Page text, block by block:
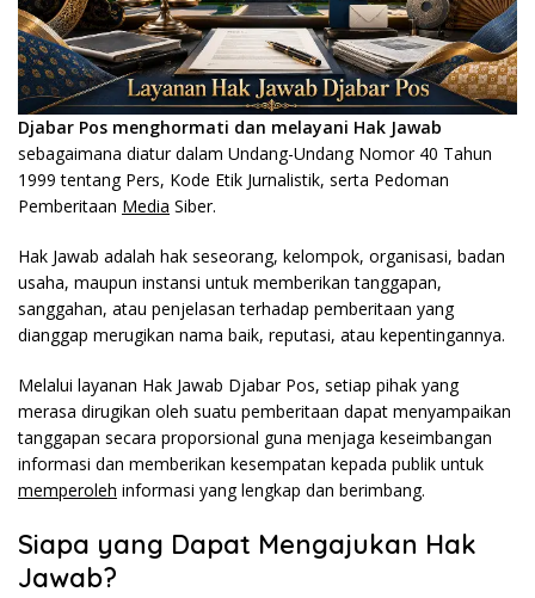
Djabar Pos menghormati dan melayani Hak Jawab
sebagaimana diatur dalam Undang-Undang Nomor 40 Tahun
1999 tentang Pers, Kode Etik Jurnalistik, serta Pedoman
Pemberitaan Media Siber.
Hak Jawab adalah hak seseorang, kelompok, organisasi, badan
usaha, maupun instansi untuk memberikan tanggapan,
sanggahan, atau penjelasan terhadap pemberitaan yang
dianggap merugikan nama baik, reputasi, atau kepentingannya.
Melalui layanan Hak Jawab Djabar Pos, setiap pihak yang
merasa dirugikan oleh suatu pemberitaan dapat menyampaikan
tanggapan secara proporsional guna menjaga keseimbangan
informasi dan memberikan kesempatan kepada publik untuk
memperoleh informasi yang lengkap dan berimbang.
Siapa yang Dapat Mengajukan Hak
Jawab?